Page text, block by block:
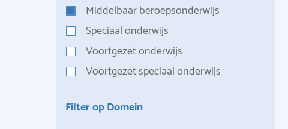
Middelbaar beroepsonderwijs
Speciaal onderwijs
Voortgezet onderwijs
Voortgezet speciaal onderwijs
Filter op Domein